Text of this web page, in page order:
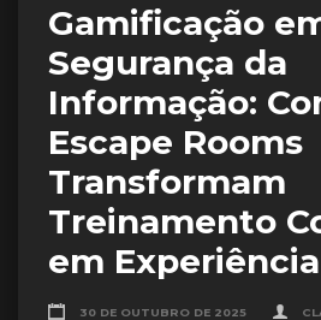
Gamificação
Segurança da
Informação:
Escape Rooms
Transformam
Treinamento
em
30 DE OUTUBRO DE 2025